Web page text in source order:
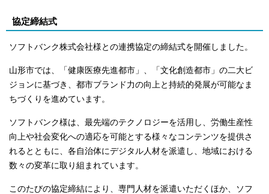
協定締結式
ソフトバンク株式会社様との連携協定の締結式を開催しました。
山形市では、「健康医療先進都市」、「文化創造都市」の二大ビ
ジョンに基づき、都市ブランド力の向上と持続的発展が可能なま
ちづくりを進めています。
ソフトバンク様は、最先端のテクノロジーを活用し、労働生産性
向上や社会変化への適応を可能とする様々なコンテンツを提供さ
れるとともに、各自治体にデジタル人材を派遣し、地域における
数々の変革に取り組まれています。
このたびの協定締結により、専門人材を派遣いただくほか、ソフ